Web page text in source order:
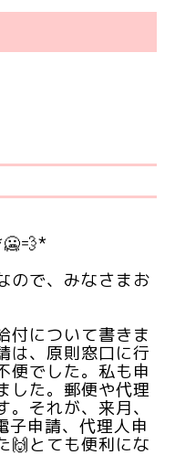
ので、みなさまお
付について書きま
は、原則窓口に行
便でした。私も申
した。郵便や代理
それが、来月、
申請、代理人申
🙌とても便利にな